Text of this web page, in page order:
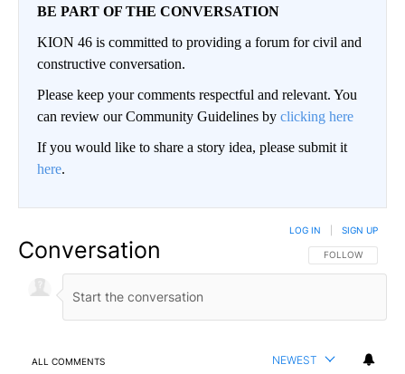
BE PART OF THE CONVERSATION
KION 46 is committed to providing a forum for civil and
constructive conversation.
Please keep your comments respectful and relevant. You
can review our Community Guidelines by clicking here
If you would like to share a story idea, please submit it
here.
Conversation FOLLOW THIS
FOLLOW
LOG IN SIGN UP
ALL COMMENTS NEWEST